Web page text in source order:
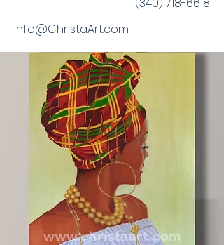
(340) 718-6618
info@ChristaArt.com